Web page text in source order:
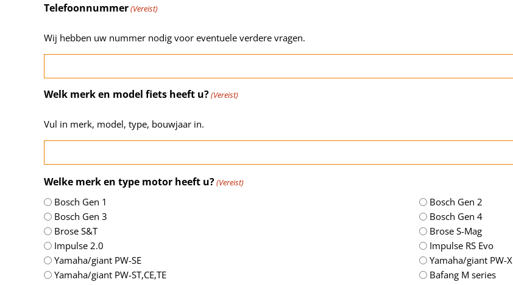
Telefoonnummer(Vereist)
Wij hebben uw nummer nodig voor eventuele verdere vragen.
Welk merk en model fiets heeft u?(Vereist)
Vul in merk, model, type, bouwjaar in.
Welke merk en type motor heeft u?(Vereist)
Bosch Gen 1
Bosch Gen 2
Bosch Gen 3
Bosch Gen 4
Brose S&T
Brose S-Mag
Impulse 2.0
Impulse RS Evo
Yamaha/giant PW-SE
Yamaha/giant PW-X
Yamaha/giant PW-ST,CE,TE
Bafang M series